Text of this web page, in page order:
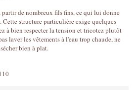
de nombreux fils fins, ce qui lui donne
structure particulière exige quelques
à bien respecter la tension et tricotez plutôt
laver les vêtements à l'eau trop chaude, ne
bien à plat.